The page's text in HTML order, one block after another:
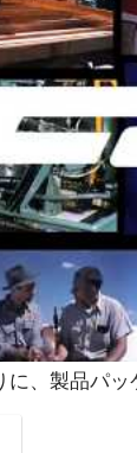
に、製品パ